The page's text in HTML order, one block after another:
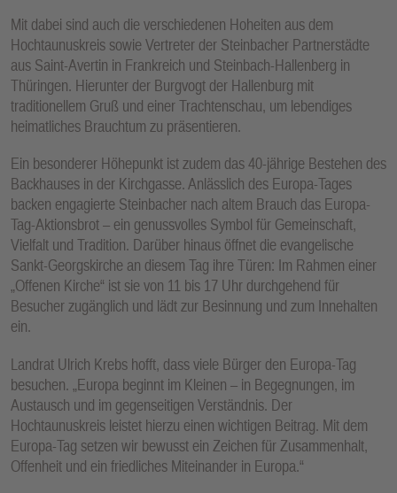
Mit dabei sind auch die verschiedenen Hoheiten aus dem
Hochtaunuskreis sowie Vertreter der Steinbacher Partnerstädte
aus Saint-Avertin in Frankreich und Steinbach-Hallenberg in
Thüringen. Hierunter der Burgvogt der Hallenburg mit
traditionellem Gruß und einer Trachtenschau, um lebendiges
heimatliches Brauchtum zu präsentieren.
Ein besonderer Höhepunkt ist zudem das 40-jährige Bestehen des
Backhauses in der Kirchgasse. Anlässlich des Europa-Tages
backen engagierte Steinbacher nach altem Brauch das Europa-
Tag-Aktionsbrot – ein genussvolles Symbol für Gemeinschaft,
Vielfalt und Tradition. Darüber hinaus öffnet die evangelische
Sankt-Georgskirche an diesem Tag ihre Türen: Im Rahmen einer
„Offenen Kirche“ ist sie von 11 bis 17 Uhr durchgehend für
Besucher zugänglich und lädt zur Besinnung und zum Innehalten
ein.
Landrat Ulrich Krebs hofft, dass viele Bürger den Europa-Tag
besuchen. „Europa beginnt im Kleinen – in Begegnungen, im
Austausch und im gegenseitigen Verständnis. Der
Hochtaunuskreis leistet hierzu einen wichtigen Beitrag. Mit dem
Europa-Tag setzen wir bewusst ein Zeichen für Zusammenhalt,
Offenheit und ein friedliches Miteinander in Europa.“